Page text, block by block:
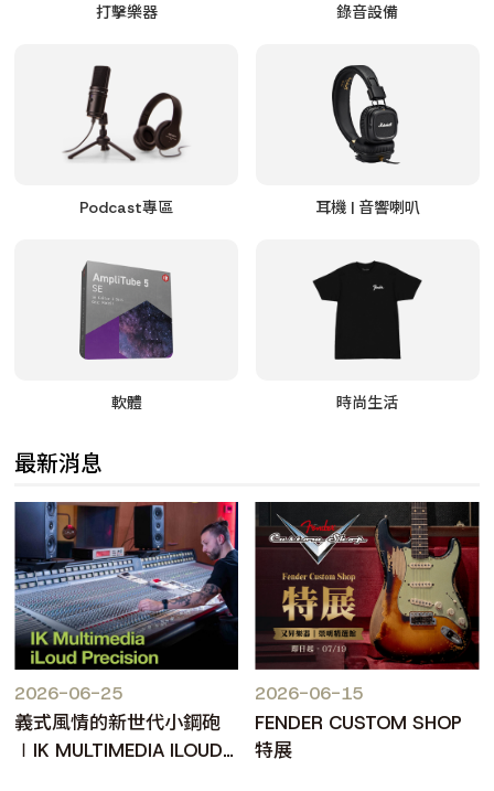
打擊樂器 錄音設備
Podcast專區 耳機 | 音響喇叭
軟體 時尚生活
最新消息
2026-06-25
義式風情的新世代小鋼砲
∣IK MULTIMEDIA ILOUD
2026-06-15
FENDER CUSTOM SHOP
特展